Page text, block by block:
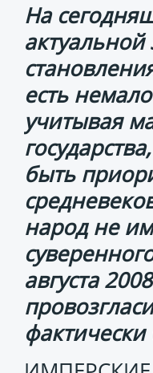
На
есть
учитывая
быть
народ не
августа